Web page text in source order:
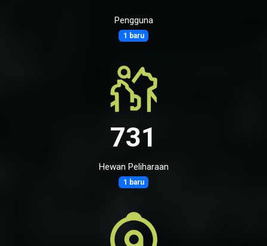
Pengguna
1 baru
731
Hewan Peliharaan
1 baru